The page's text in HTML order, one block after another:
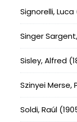
Signorelli, Luca
Singer
Sisley, Alfred
Szinyei Merse,
Soldi, Raúl